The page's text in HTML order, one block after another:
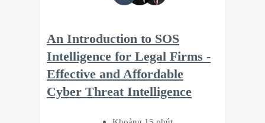
An Introduction to SOS
Intelligence for Legal Firms -
Effective and Affordable
Cyber Threat Intelligence